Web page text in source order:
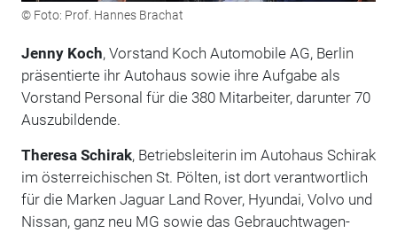
© Foto: Prof. Hannes Brachat
Jenny Koch, Vorstand Koch Automobile AG, Berlin
präsentierte ihr Autohaus sowie ihre Aufgabe als
Vorstand Personal für die 380 Mitarbeiter, darunter 70
Auszubildende.
Theresa Schirak, Betriebsleiterin im Autohaus Schirak
im österreichischen St. Pölten, ist dort verantwortlich
für die Marken Jaguar Land Rover, Hyundai, Volvo und
Nissan, ganz neu MG sowie das Gebrauchtwagen-